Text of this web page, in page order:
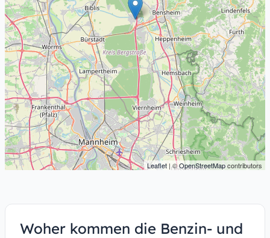
Leaflet | ©OpenStreetMapcontributors
Woher kommen die Benzin- und